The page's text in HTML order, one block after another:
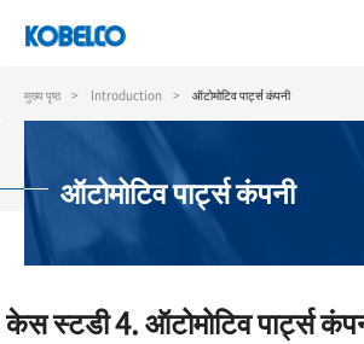
content
मुख्य पृष्ठ Introduction ऑटोमोटिव पार्ट्स कंपनी
ऑटोमोटिव पार्ट्स कंपनी
केस स्टडी 4. ऑटोमोटिव पार्ट्स